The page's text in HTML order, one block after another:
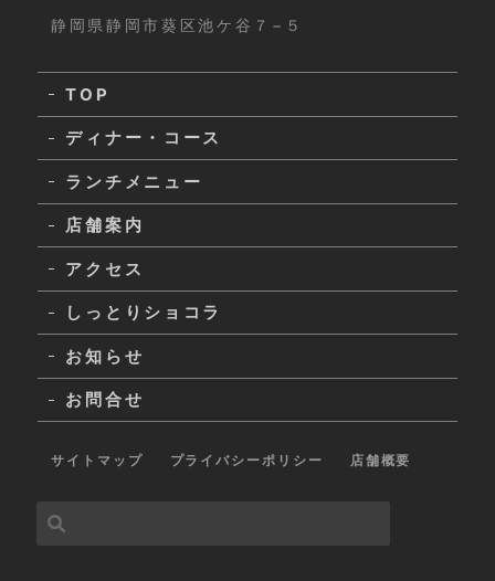
静岡県静岡市葵区池ケ谷７−５
TOP
ディナー・コース
ランチメニュー
店舗案内
アクセス
しっとりショコラ
お知らせ
お問合せ
サイトマップ プライバシーポリシー 店舗概要